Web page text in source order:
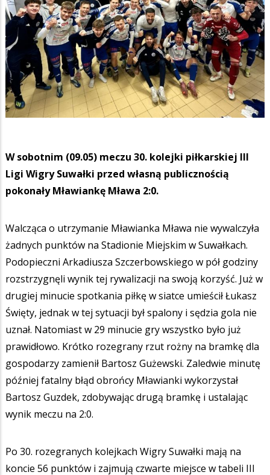
W sobotnim (09.05) meczu 30. kolejki piłkarskiej III
Ligi Wigry Suwałki przed własną publicznością
pokonały Mławiankę Mława 2:0.
Walcząca o utrzymanie Mławianka Mława nie wywalczyła
żadnych punktów na Stadionie Miejskim w Suwałkach.
Podopieczni Arkadiusza Szczerbowskiego w pół godziny
rozstrzygnęli wynik tej rywalizacji na swoją korzyść. Już w
drugiej minucie spotkania piłkę w siatce umieścił Łukasz
Święty, jednak w tej sytuacji był spalony i sędzia gola nie
uznał. Natomiast w 29 minucie gry wszystko było już
prawidłowo. Krótko rozegrany rzut rożny na bramkę dla
gospodarzy zamienił Bartosz Gużewski. Zaledwie minutę
później fatalny błąd obrońcy Mławianki wykorzystał
Bartosz Guzdek, zdobywając drugą bramkę i ustalając
wynik meczu na 2:0.
Po 30. rozegranych kolejkach Wigry Suwałki mają na
koncie 56 punktów i zajmują czwarte miejsce w tabeli III